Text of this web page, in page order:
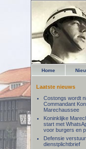
Home
Laatste nieuws
Costongs wordt
Commandant
Marechaussee
Koninklijke
start met
voor burgers en
Defensie
dienstplichtbrief